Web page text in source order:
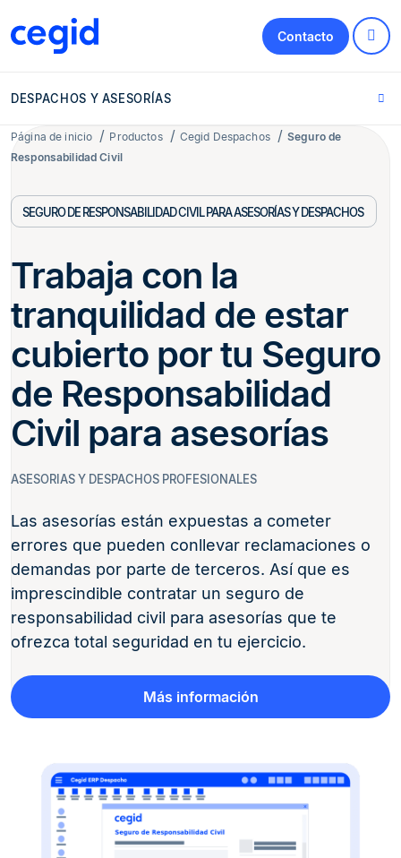
Contacto
DESPACHOS Y ASESORÍAS
Página de inicio Productos Cegid Despachos
Seguro de
Responsabilidad Civil
SEGURO DE RESPONSABILIDAD CIVIL PARA ASESORÍAS Y DESPACHOS
Trabaja con la
tranquilidad de estar
cubierto por tu Seguro
de Responsabilidad
Civil para asesorías​
ASESORIAS Y DESPACHOS PROFESIONALES
Las asesorías están expuestas a cometer
errores que pueden conllevar reclamaciones o
demandas por parte de terceros. Así que es
imprescindible contratar un seguro de
responsabilidad civil para asesorías que te
ofrezca total seguridad en tu ejercicio.​
Más información